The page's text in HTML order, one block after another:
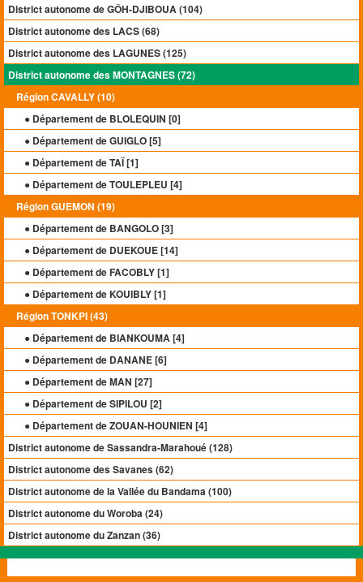
District autonome de GÔH-DJIBOUA (104)
District autonome des LACS (68)
District autonome des LAGUNES (125)
District autonome des MONTAGNES (72)
Région CAVALLY (10)
● Département de BLOLEQUIN [0]
● Département de GUIGLO [5]
● Département de TAÏ [1]
● Département de TOULEPLEU [4]
Région GUEMON (19)
● Département de BANGOLO [3]
● Département de DUEKOUE [14]
● Département de FACOBLY [1]
● Département de KOUIBLY [1]
Région TONKPI (43)
● Département de BIANKOUMA [4]
● Département de DANANE [6]
● Département de MAN [27]
● Département de SIPILOU [2]
● Département de ZOUAN-HOUNIEN [4]
District autonome de Sassandra-Marahoué (128)
District autonome des Savanes (62)
District autonome de la Vallée du Bandama (100)
District autonome du Woroba (24)
District autonome du Zanzan (36)